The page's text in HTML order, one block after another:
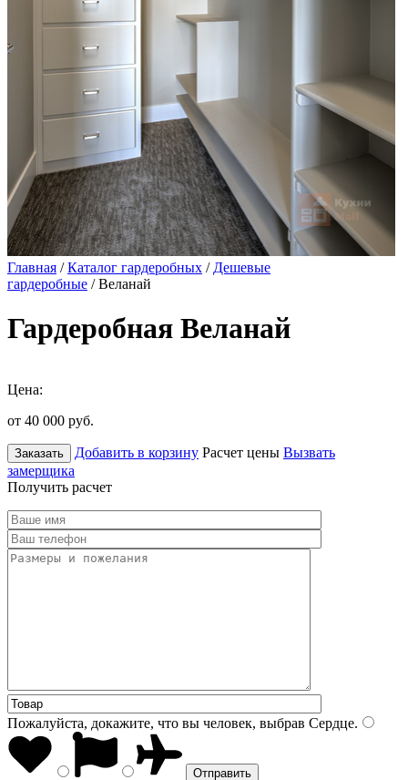
Главная /Каталог гардеробных / Дешевые
гардеробные / Веланай
Гардеробная Веланай
Цена:
от 40 000 руб.
Заказать Добавить в корзину Расчет цены Вызвать
замерщика
Получить расчет
Пожалуйста, докажите, что вы человек, выбрав Сердце.